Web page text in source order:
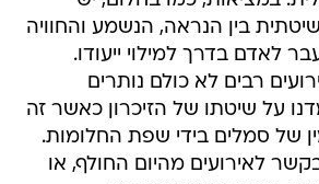
בין הנראה, הנשמע והחוויה
לאדם בדרך למילוי ייעודו.
רבים לא כולם נותרים
על שיטתו של הזיכרון כאשר זה
של סמלים בידי שפת החלומות.
בקשר לאירועים מהיום החולף, או